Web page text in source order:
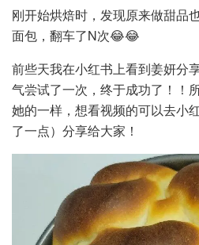
刚开始烘焙时，发现原来做甜品
面包，翻车了N次😂😂
前些天我在小红书上看到姜妍分
气尝试了一次，终于成功了！！
她的一样，想看视频的可以去小
了一点）分享给大家！